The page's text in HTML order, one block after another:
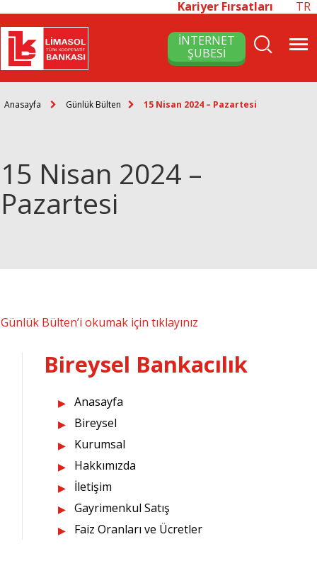
Kariyer Fırsatları TR
İNTERNET
ŞUBESİ
Anasayfa Günlük Bülten 15 Nisan 2024 – Pazartesi
15 Nisan 2024 –
Pazartesi
Günlük Bülten’i okumak için tıklayınız
Bireysel Bankacılık
Anasayfa
Bireysel
Kurumsal
Hakkımızda
İletişim
Gayrimenkul Satış
Faiz Oranları ve Ücretler